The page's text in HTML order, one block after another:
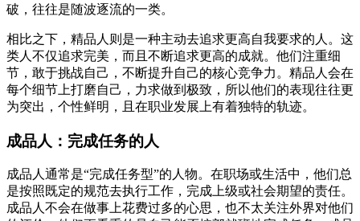
破，往往是随波逐流的一类。
相比之下，精品人则是一种主动去追求更高自我要求的人。这
类人不仅追求完美，而且不断追求更高的成就。他们注重细
节，敢于挑战自己，不断提升自己的核心竞争力。精品人会在
每个细节上打磨自己，力求做到极致，所以他们的表现往往更
为突出，个性鲜明，且在职业发展上有着独特的轨迹。
成品人：完成任务的人
成品人通常是“完成任务型”的人物。在职场或生活中，他们总
是按照既定的规范去执行工作，完成上级或社会期望的责任。
成品人不会在做事上花费过多的心思，也不太关注外界对他们